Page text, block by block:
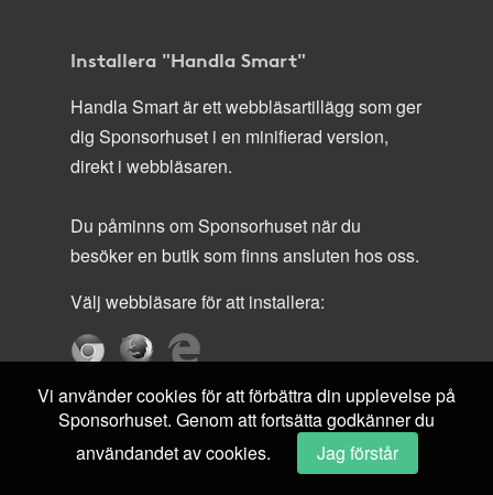
Installera "Handla Smart"
Handla Smart är ett webbläsartillägg som ger
dig Sponsorhuset i en minifierad version,
direkt i webbläsaren.
Du påminns om Sponsorhuset när du
besöker en butik som finns ansluten hos oss.
Välj webbläsare för att installera:
Vi använder cookies för att förbättra din upplevelse på
Sponsorhuset. Genom att fortsätta godkänner du
användandet av cookies.
Jag förstår